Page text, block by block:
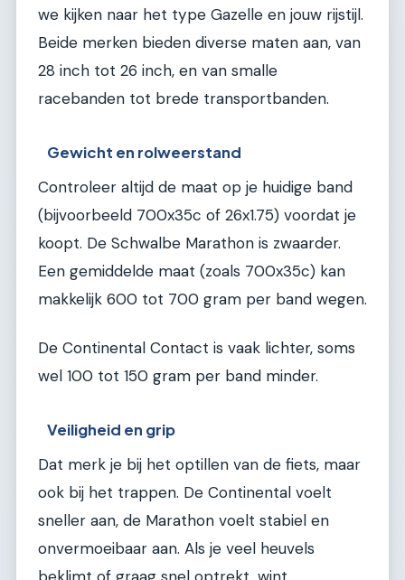
we kijken naar het type Gazelle en jouw rijstijl.
Beide merken bieden diverse maten aan, van
28 inch tot 26 inch, en van smalle
racebanden tot brede transportbanden.
Gewicht en rolweerstand
Controleer altijd de maat op je huidige band
(bijvoorbeeld 700x35c of 26x1.75) voordat je
koopt. De Schwalbe Marathon is zwaarder.
Een gemiddelde maat (zoals 700x35c) kan
makkelijk 600 tot 700 gram per band wegen.
De Continental Contact is vaak lichter, soms
wel 100 tot 150 gram per band minder.
Veiligheid en grip
Dat merk je bij het optillen van de fiets, maar
ook bij het trappen. De Continental voelt
sneller aan, de Marathon voelt stabiel en
onvermoeibaar aan. Als je veel heuvels